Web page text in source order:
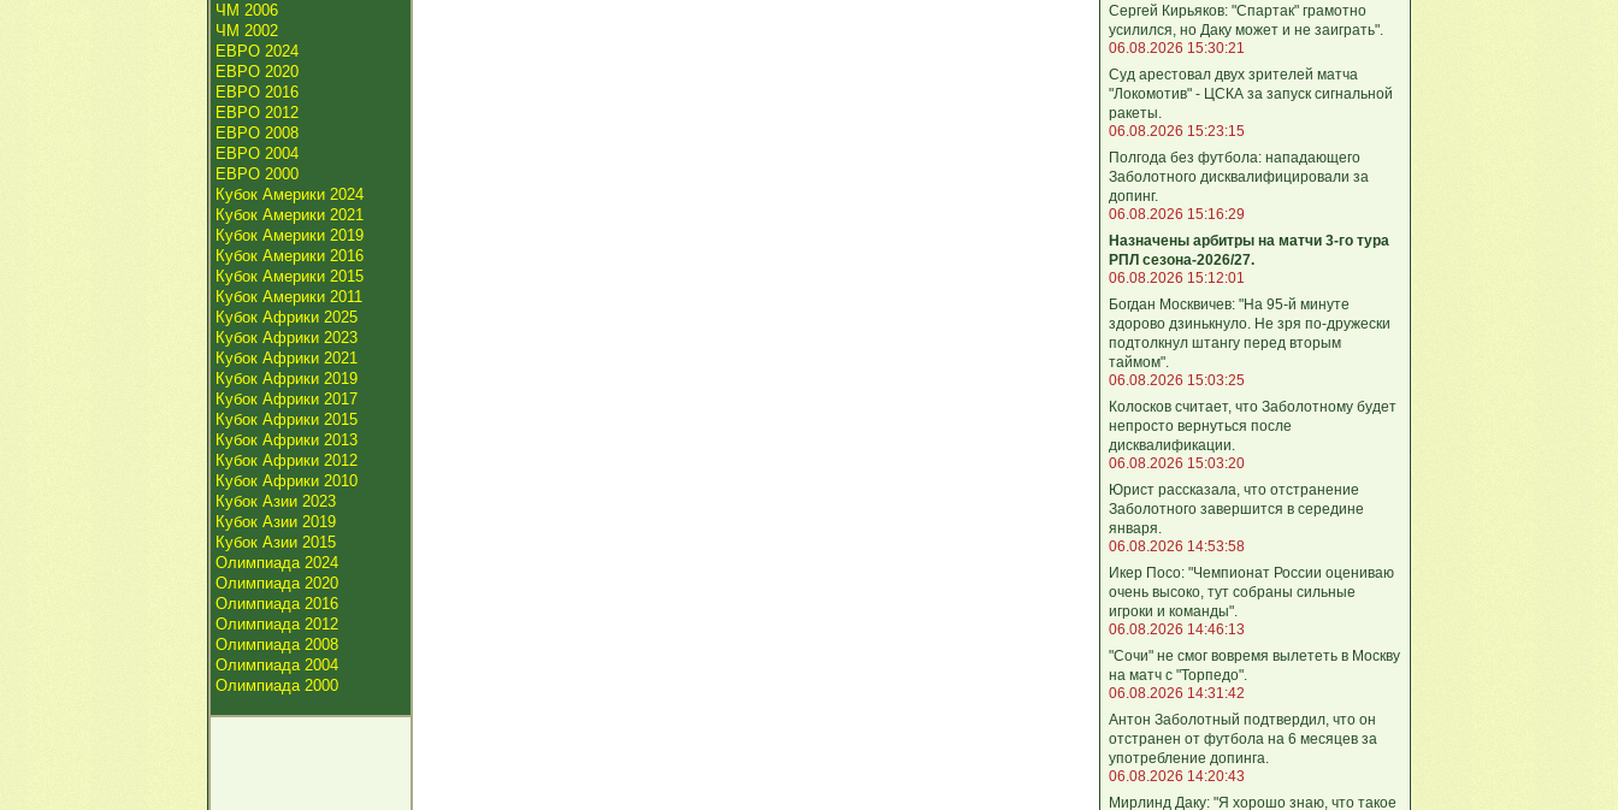
ЧМ 2006
ЧМ 2002
ЕВРО 2024
ЕВРО 2020
ЕВРО 2016
ЕВРО 2012
ЕВРО 2008
ЕВРО 2004
ЕВРО 2000
Кубок Америки 2024
Кубок Америки 2021
Кубок Америки 2019
Кубок Америки 2016
Кубок Америки 2015
Кубок Америки 2011
Кубок Африки 2025
Кубок Африки 2023
Кубок Африки 2021
Кубок Африки 2019
Кубок Африки 2017
Кубок Африки 2015
Кубок Африки 2013
Кубок Африки 2012
Кубок Африки 2010
Кубок Азии 2023
Кубок Азии 2019
Кубок Азии 2015
Олимпиада 2024
Олимпиада 2020
Олимпиада 2016
Олимпиада 2012
Олимпиада 2008
Олимпиада 2004
Олимпиада 2000
Сергей Кирьяков: "Спартак" грамотно
усилился, но Даку может и не заиграть".
06.08.2026 15:30:21
Суд арестовал двух зрителей матча
"Локомотив" - ЦСКА за запуск сигнальной
ракеты.
06.08.2026 15:23:15
Полгода без футбола: нападающего
Заболотного дисквалифицировали за
допинг.
06.08.2026 15:16:29
Назначены арбитры на матчи 3-го тура
РПЛ сезона-2026/27.
06.08.2026 15:12:01
Богдан Москвичев: "На 95‑й минуте
здорово дзинькнуло. Не зря по‑дружески
подтолкнул штангу перед вторым
таймом".
06.08.2026 15:03:25
Колосков считает, что Заболотному будет
непросто вернуться после
дисквалификации.
06.08.2026 15:03:20
Юрист рассказала, что отстранение
Заболотного завершится в середине
января.
06.08.2026 14:53:58
Икер Посо: "Чемпионат России оцениваю
очень высоко, тут собраны сильные
игроки и команды".
06.08.2026 14:46:13
"Сочи" не смог вовремя вылететь в Москву
на матч с "Торпедо".
06.08.2026 14:31:42
Антон Заболотный подтвердил, что он
отстранен от футбола на 6 месяцев за
употребление допинга.
06.08.2026 14:20:43
Мирлинд Даку: "Я хорошо знаю, что такое